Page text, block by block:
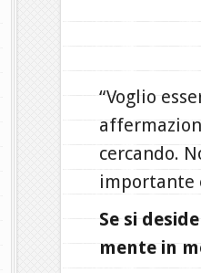
“Voglio
cercando.
importante
Se si
mente in